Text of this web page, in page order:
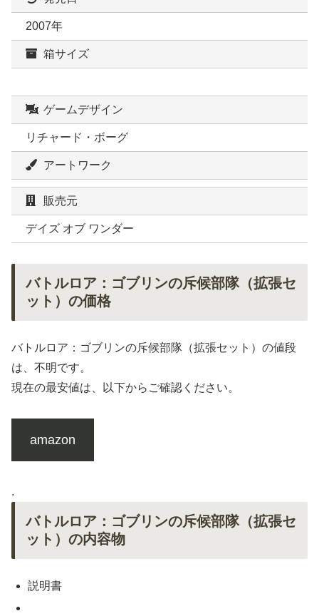
2007年
箱サイズ
ゲームデザイン
リチャード・ボーグ
アートワーク
販売元
デイズ オブ ワンダー
バトルロア：ゴブリンの斥候部隊（拡張セ
ット）の価格
バトルロア：ゴブリンの斥候部隊（拡張セット）の値段
は、不明です。
現在の最安値は、以下からご確認ください。
amazon
.
バトルロア：ゴブリンの斥候部隊（拡張セ
ット）の内容物
説明書